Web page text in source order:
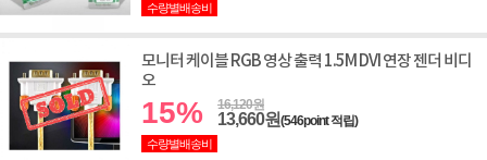
수량별배송비
모니터 케이블 RGB 영상 출력 1.5M DVI 연장 젠더 비디
오
15% 16,120원
13,660원(546point 적립)
수량별배송비